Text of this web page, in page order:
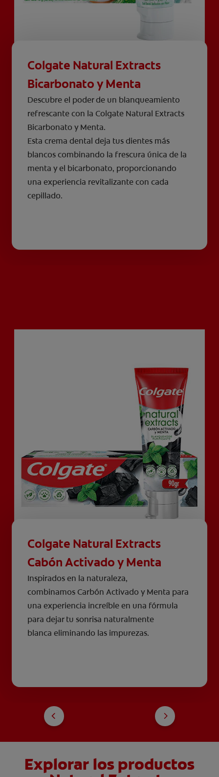
Colgate Natural Extracts
Bicarbonato y Menta
Descubre el poder de un blanqueamiento
refrescante con la Colgate Natural Extracts
Bicarbonato y Menta.
Esta crema dental deja tus dientes más
blancos combinando la frescura única de la
menta y el bicarbonato, proporcionando
una experiencia revitalizante con cada
cepillado.
Colgate Natural Extracts
Cabón Activado y Menta
Inspirados en la naturaleza,
combinamos Carbón Activado y Menta para
una experiencia increíble en una fórmula
para dejar tu sonrisa naturalmente
blanca eliminando las impurezas.
Explorar los productos